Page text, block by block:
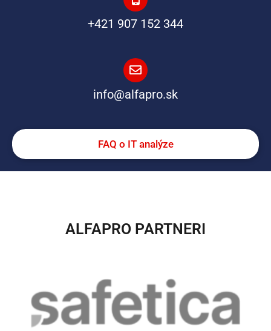
+421 907 152 344
info@alfapro.sk
FAQ o IT analýze
ALFAPRO PARTNERI​